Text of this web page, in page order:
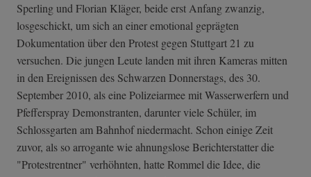
Sperling und Florian Kläger, beide erst Anfang zwanzig,
losgeschickt, um sich an einer emotional geprägten
Dokumentation über den Protest gegen Stuttgart 21 zu
versuchen. Die jungen Leute landen mit ihren Kameras mitten
in den Ereignissen des Schwarzen Donnerstags, des 30.
September 2010, als eine Polizeiarmee mit Wasserwerfern und
Pfefferspray Demonstranten, darunter viele Schüler, im
Schlossgarten am Bahnhof niedermacht. Schon einige Zeit
zuvor, als so arrogante wie ahnungslose Berichterstatter die
"Protestrentner" verhöhnten, hatte Rommel die Idee, die